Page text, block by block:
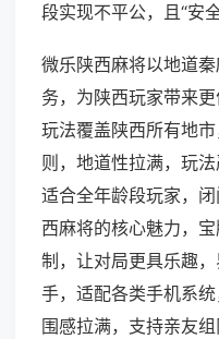
段实现不平公，且“安
微乐陕西麻将以地道
务，为陕西玩家带来
玩法覆盖陕西所有地
则，地道性拉满，玩
适合全年龄段玩家，
西麻将的核心魅力，
制，让对局更具乐趣
手，适配各类手机系
围感拉满，支持亲友